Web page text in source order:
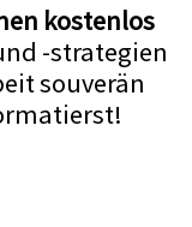
kostenlos
-strategien
souverän